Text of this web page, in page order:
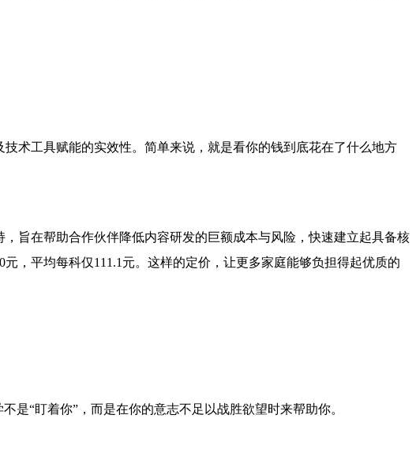
术工具赋能的实效性。简单来说，就是看你的钱到底花在了什么地方
旨在帮助合作伙伴降低内容研发的巨额成本与风险，快速建立起具备核
，平均每科仅111.1元。这样的定价，让更多家庭能够负担得起优质的
是“盯着你”，而是在你的意志不足以战胜欲望时来帮助你。